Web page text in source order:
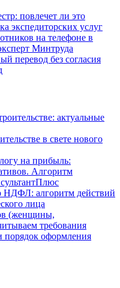
повлечет ли это
экспедиторских услуг
на телефоне в
Минтруда
перевод без согласия
актуальные
в свете нового
на прибыль:
Алгоритм
НДФЛ: алгоритм действий
лица
(женщины,
требования
порядок оформления